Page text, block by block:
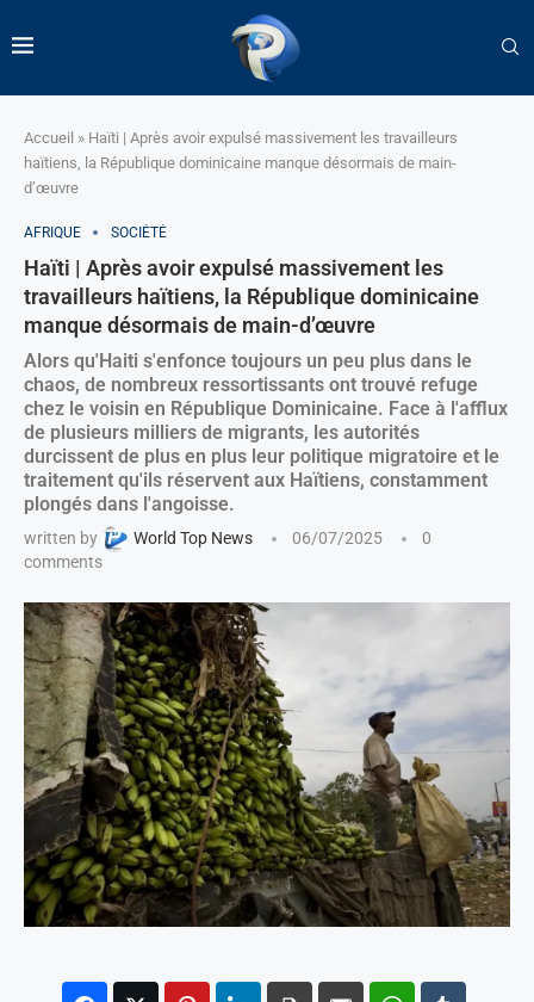
Accueil » Haïti | Après avoir expulsé massivement les travailleurs
haïtiens, la République dominicaine manque désormais de main-
d’œuvre
AFRIQUE SOCIÉTÉ
Haïti | Après avoir expulsé massivement les
travailleurs haïtiens, la République dominicaine
manque désormais de main-d’œuvre
Alors qu'Haiti s'enfonce toujours un peu plus dans le
chaos, de nombreux ressortissants ont trouvé refuge
chez le voisin en République Dominicaine. Face à l'afflux
de plusieurs milliers de migrants, les autorités
durcissent de plus en plus leur politique migratoire et le
traitement qu'ils réservent aux Haïtiens, constamment
plongés dans l'angoisse.
written by World Top News 06/07/2025
0
comments